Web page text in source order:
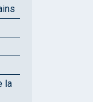
la